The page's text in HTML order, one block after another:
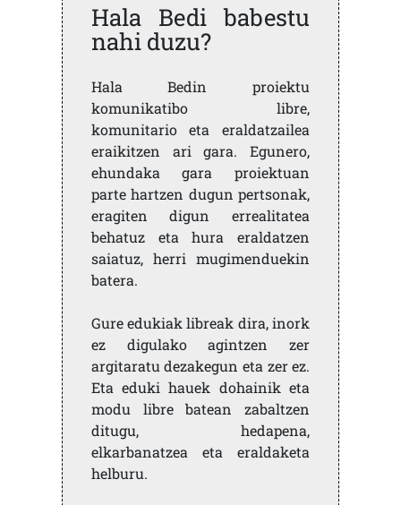
Hala Bedi babestu
nahi duzu?
Hala Bedin proiektu
komunikatibo libre,
komunitario eta eraldatzailea
eraikitzen ari gara. Egunero,
ehundaka gara proiektuan
parte hartzen dugun pertsonak,
eragiten digun errealitatea
behatuz eta hura eraldatzen
saiatuz, herri mugimenduekin
batera.
Gure edukiak libreak dira, inork
ez digulako agintzen zer
argitaratu dezakegun eta zer ez.
Eta eduki hauek dohainik eta
modu libre batean zabaltzen
ditugu, hedapena,
elkarbanatzea eta eraldaketa
helburu.